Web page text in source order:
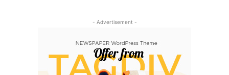
- Advertisement -